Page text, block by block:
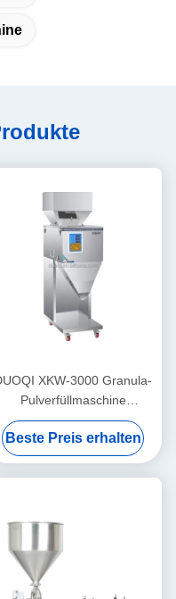
XKW-3000 Granula-
Pulverfüllmaschine
automatisch für
Kaffeebohnen
Beste Preis erhalten